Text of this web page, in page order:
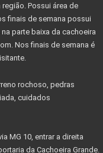
Possui área de
finais de semana possui
parte baixa da cachoeira
Nos finais de semana é
rochoso, pedras
cuidados
MG 10, entrar a direita
da Cachoeira Grande.